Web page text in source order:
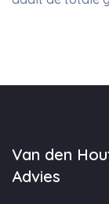
Van den
Advies